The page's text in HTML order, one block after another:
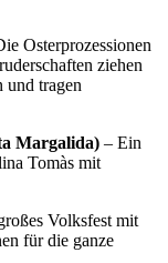
Osterprozessionen
ziehen
und tragen
Margalida) – Ein
Tomàs mit
Volksfest mit
für die ganze